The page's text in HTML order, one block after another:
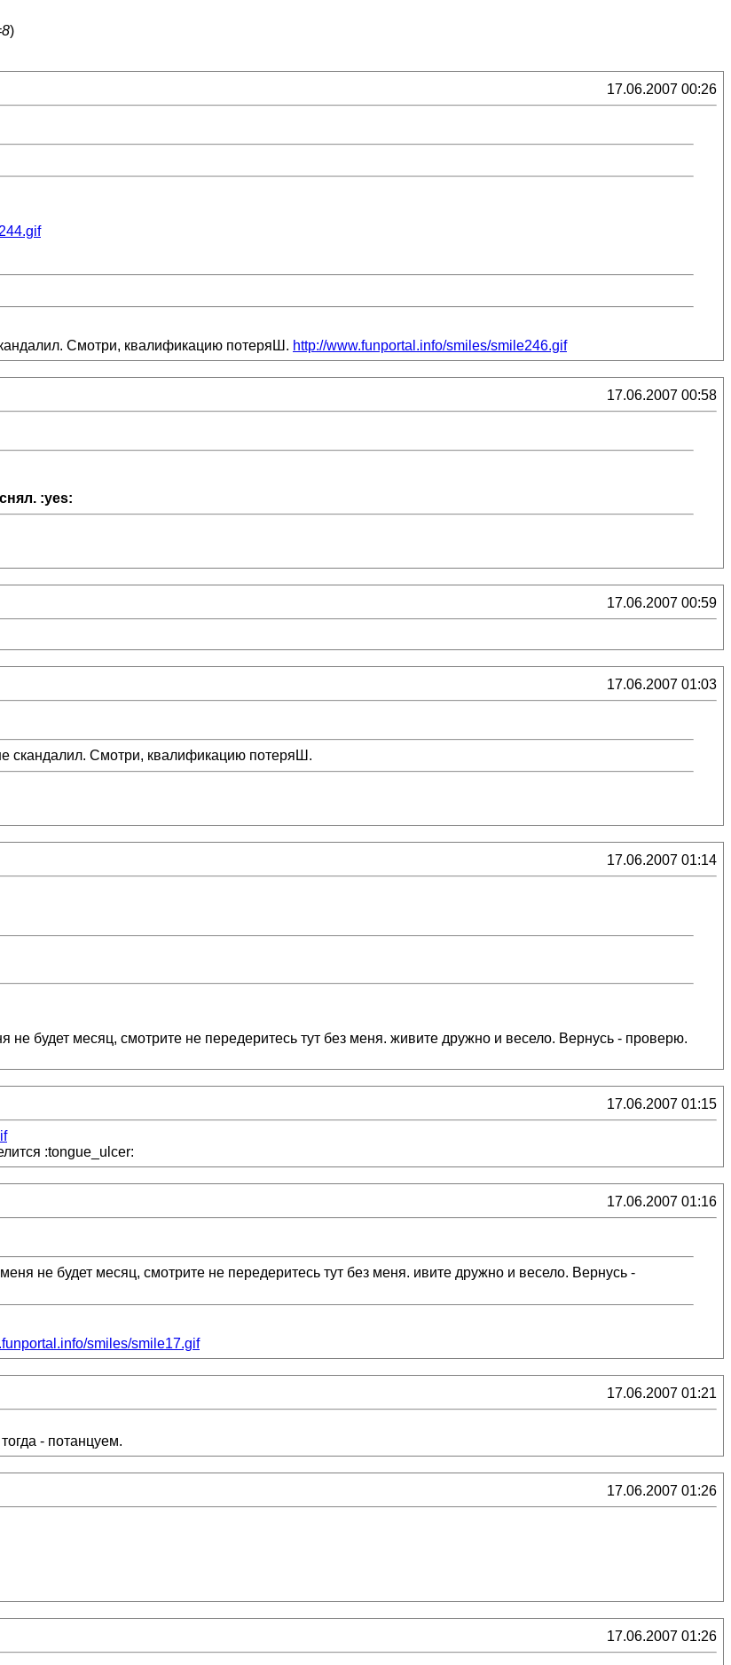
)
17.06.2007 00:26
Смотри, квалификацию потеряШ. http://www.funportal.info/smiles/smile246.gif
17.06.2007 00:58
:yes:
17.06.2007 00:59
17.06.2007 01:03
скандалил. Смотри, квалификацию потеряШ.
17.06.2007 01:14
будет месяц, смотрите не передеритесь тут без меня. живите дружно и весело. Вернусь - проверю.
17.06.2007 01:15
:tongue_ulcer:
17.06.2007 01:16
не будет месяц, смотрите не передеритесь тут без меня. ивите дружно и весело. Вернусь -
smiles/smile17.gif
17.06.2007 01:21
- потанцуем.
17.06.2007 01:26
17.06.2007 01:26